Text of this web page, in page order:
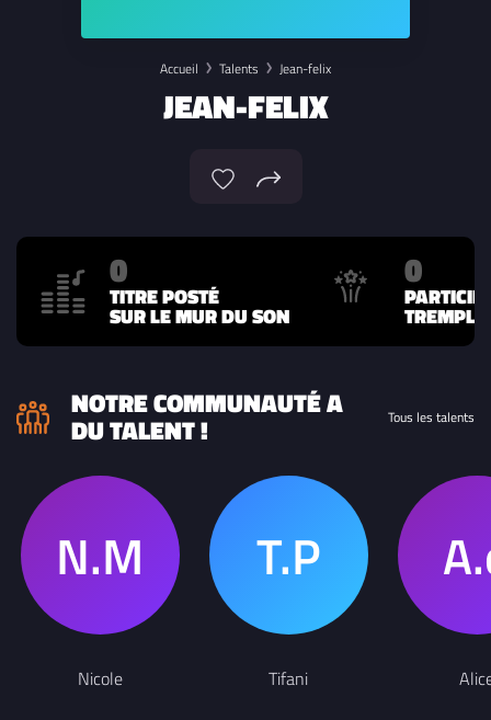
Accueil Talents Jean-felix
JEAN-FELIX
0
TITRE POSTÉ
SUR LE MUR DU SON
0
NOTRE COMMUNAUTÉ A
DU TALENT ! Tous les talents
Nicole Tifani